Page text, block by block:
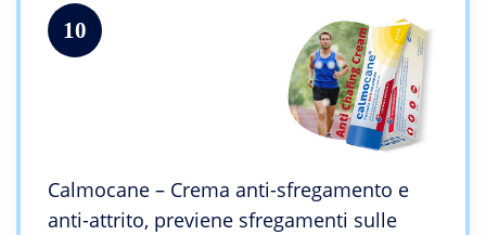
10
Calmocane – Crema anti-sfregamento e
anti-attrito, previene sfregamenti sulle